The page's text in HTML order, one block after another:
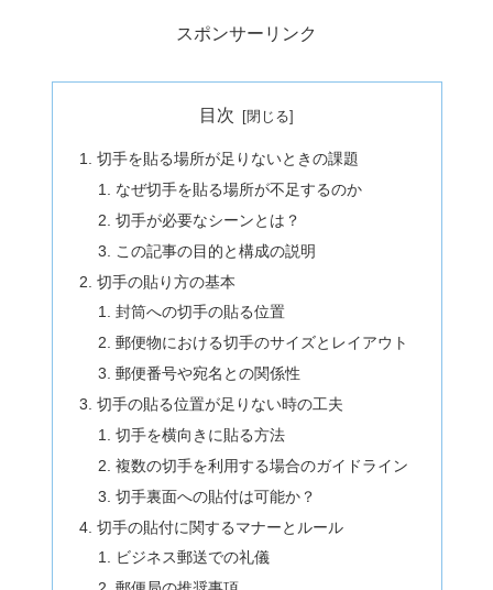
スポンサーリンク
目次
切手を貼る場所が足りないときの課題
なぜ切手を貼る場所が不足するのか
切手が必要なシーンとは？
この記事の目的と構成の説明
切手の貼り方の基本
封筒への切手の貼る位置
郵便物における切手のサイズとレイアウト
郵便番号や宛名との関係性
切手の貼る位置が足りない時の工夫
切手を横向きに貼る方法
複数の切手を利用する場合のガイドライン
切手裏面への貼付は可能か？
切手の貼付に関するマナーとルール
ビジネス郵送での礼儀